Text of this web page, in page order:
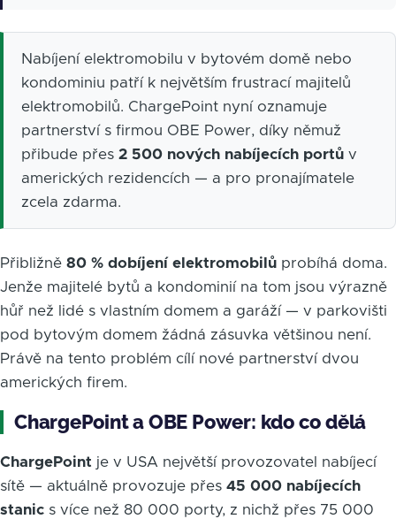
Nabíjení elektromobilu v bytovém domě nebo
kondominiu patří k největším frustrací majitelů
elektromobilů. ChargePoint nyní oznamuje
partnerství s firmou OBE Power, díky němuž
přibude přes 2 500 nových nabíjecích portů v
amerických rezidencích — a pro pronajímatele
zcela zdarma.
Přibližně 80 % dobíjení elektromobilů probíhá doma.
Jenže majitelé bytů a kondominií na tom jsou výrazně
hůř než lidé s vlastním domem a garáží — v parkovišti
pod bytovým domem žádná zásuvka většinou není.
Právě na tento problém cílí nové partnerství dvou
amerických firem.
ChargePoint a OBE Power: kdo co dělá
ChargePoint je v USA největší provozovatel nabíjecí
sítě — aktuálně provozuje přes 45 000 nabíjecích
stanic s více než 80 000 porty, z nichž přes 75 000